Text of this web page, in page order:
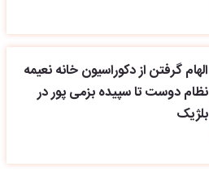
الهام گرفتن از دکوراسیون خانه نعیمه
نظام دوست تا سپیده بزمی پور در
بلژیک